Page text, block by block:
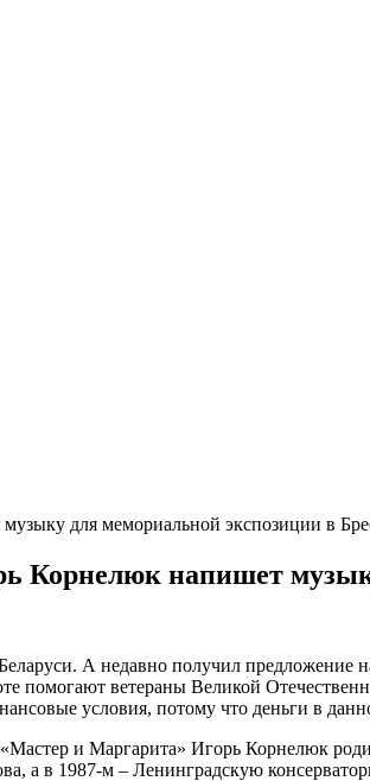
для мемориальной экспозиции в
Корнелюк напишет
А недавно получил предложение
помогают ветераны Великой
условия, потому что деньги в
и Маргарита» Игорь Корнелюк
а в 1987-м – Ленинградскую